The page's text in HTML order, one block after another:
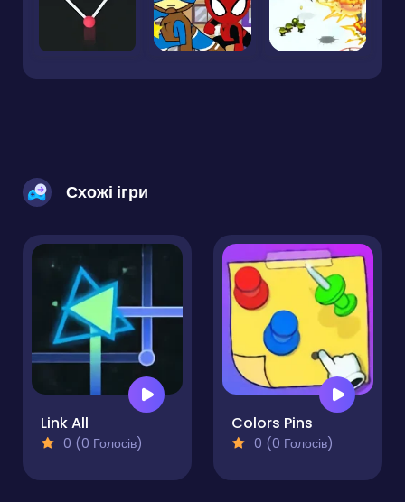
Схожі ігри
Link All
0 (0 Голосів)
Colors Pins
0 (0 Голосів)